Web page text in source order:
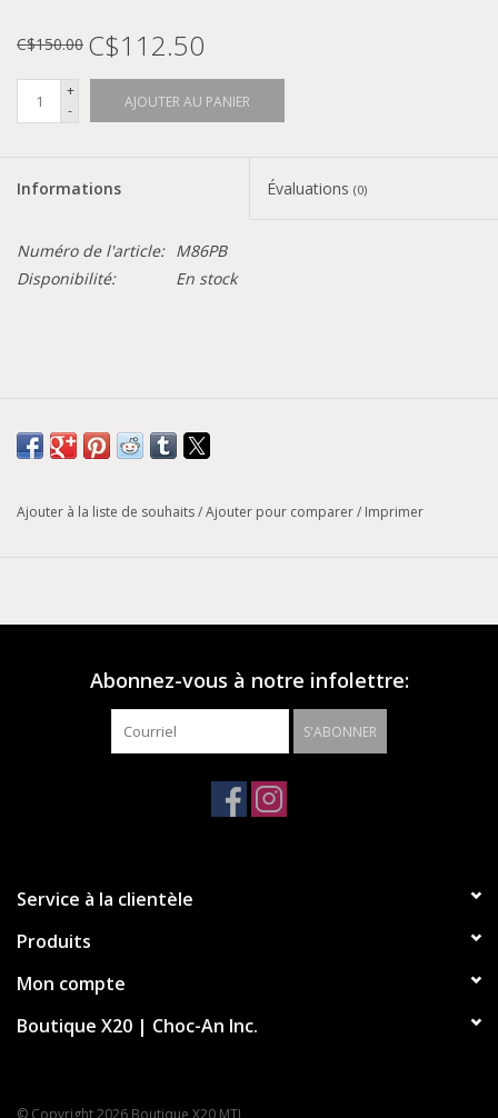
C$150.00 C$112.50
+
-
AJOUTER AU PANIER
Informations Évaluations (0)
Numéro de l'article: M86PB
Disponibilité:
En stock
Ajouter à la liste de souhaits/Ajouter pour comparer/ Imprimer
Abonnez-vous à notre infolettre:
S'ABONNER
Service à la clientèle
Produits
Mon compte
Boutique X20 | Choc-An Inc.